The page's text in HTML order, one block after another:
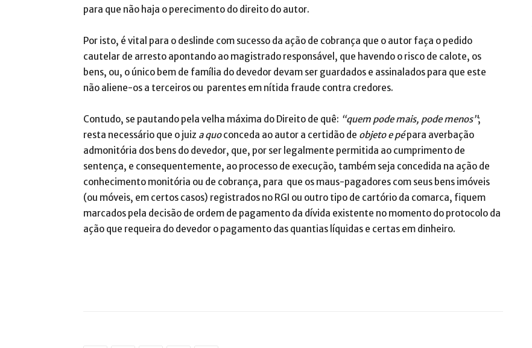
para que não haja o perecimento do direito do autor.
Por isto, é vital para o deslinde com sucesso da ação de cobrança que o autor faça o pedido
cautelar de arresto apontando ao magistrado responsável, que havendo o risco de calote, os
bens, ou, o único bem de família do devedor devam ser guardados e assinalados para que este
não aliene-os a terceiros ou parentes em nítida fraude contra credores.
Contudo, se pautando pela velha máxima do Direito de quê: “quem pode mais, pode menos”;
resta necessário que o juiz a quoconceda ao autor a certidão de objeto e pépara averbação
admonitória dos bens do devedor, que, por ser legalmente permitida ao cumprimento de
sentença, e consequentemente, ao processo de execução, também seja concedida na ação de
conhecimento monitória ou de cobrança, para que os maus-pagadores com seus bens imóveis
(ou móveis, em certos casos) registrados no RGI ou outro tipo de cartório da comarca, fiquem
marcados pela decisão de ordem de pagamento da dívida existente no momento do protocolo da
ação que requeira do devedor o pagamento das quantias líquidas e certas em dinheiro.